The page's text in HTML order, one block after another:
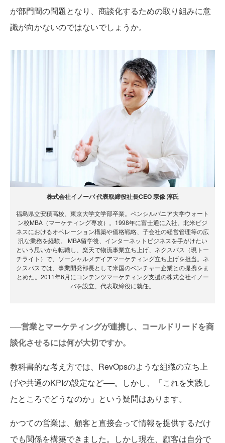
が部門間の問題となり、商談化するための取り組みに意
識が向かないのではないでしょうか。
株式会社イノーバ 代表取締役社長CEO 宗像 淳氏
福島県立安積高校、東京大学文学部卒業。ペンシルバニア大学ウォート
ン校MBA（マーケティング専攻）。1998年に富士通に入社、北米ビジ
ネスにおけるオペレーション構築や価格戦略、子会社の経営管理等の広
汎な業務を経験。 MBA留学後、インターネットビジネスを手がけたい
という思いから転職し、楽天で物流事業立ち上げ、ネクスパス（現トー
チライト）で、ソーシャルメデイアマーケティング立ち上げを担当。ネ
クスパスでは、事業開発部長として米国のベンチャー企業との提携をま
とめた。2011年6月にコンテンツマーケティング支援の株式会社イノー
バを設立、代表取締役に就任。
──営業とマーケティングが連携し、コールドリードを商
談化させるには何が大切ですか。
教科書的な考え方では、RevOpsのような組織の立ち上
げや共通のKPIの設定など──。しかし、「これを実践し
たところでどうなのか」という疑問はあります。
かつての営業は、顧客と直接会って情報を提供するだけ
でも関係を構築できました。しかし現在、顧客は自分で